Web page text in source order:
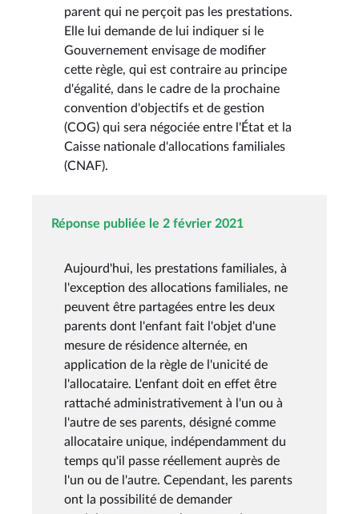
parent qui ne perçoit pas les prestations.
Elle lui demande de lui indiquer si le
Gouvernement envisage de modifier
cette règle, qui est contraire au principe
d'égalité, dans le cadre de la prochaine
convention d'objectifs et de gestion
(COG) qui sera négociée entre l'État et la
Caisse nationale d'allocations familiales
(CNAF).
Réponse publiée le 2 février 2021
Aujourd'hui, les prestations familiales, à
l'exception des allocations familiales, ne
peuvent être partagées entre les deux
parents dont l'enfant fait l'objet d'une
mesure de résidence alternée, en
application de la règle de l'unicité de
l'allocataire. L'enfant doit en effet être
rattaché administrativement à l'un ou à
l'autre de ses parents, désigné comme
allocataire unique, indépendamment du
temps qu'il passe réellement auprès de
l'un ou de l'autre. Cependant, les parents
ont la possibilité de demander